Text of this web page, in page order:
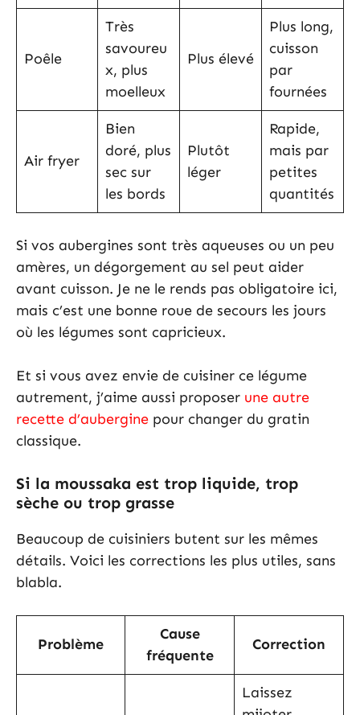
Poêle
Très
savoureu
x, plus
moelleux
Plus élevé
Plus long,
cuisson
par
fournées
Air fryer
Bien
doré, plus
sec sur
les bords
Plutôt
léger
Rapide,
mais par
petites
quantités
Si vos aubergines sont très aqueuses ou un peu
amères, un dégorgement au sel peut aider
avant cuisson. Je ne le rends pas obligatoire ici,
mais c’est une bonne roue de secours les jours
où les légumes sont capricieux.
Et si vous avez envie de cuisiner ce légume
autrement, j’aime aussi proposer une autre
recette d’aubergine pour changer du gratin
classique.
Si la moussaka est trop liquide, trop
sèche ou trop grasse
Beaucoup de cuisiniers butent sur les mêmes
détails. Voici les corrections les plus utiles, sans
blabla.
Problème
Cause
fréquente
Correction
Laissez